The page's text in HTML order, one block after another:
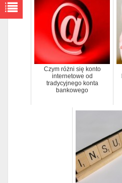
Czym różni się konto
internetowe od
tradycyjnego konta
bankowego